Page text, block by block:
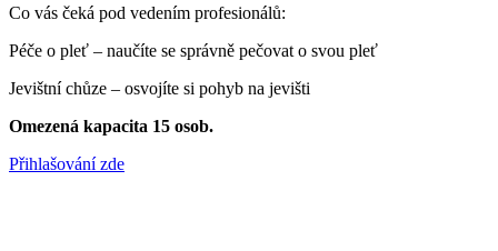
Co vás čeká pod vedením profesionálů:
Péče o pleť – naučíte se správně pečovat o svou pleť
Jevištní chůze – osvojíte si pohyb na jevišti
Omezená kapacita 15 osob.
Přihlašování zde